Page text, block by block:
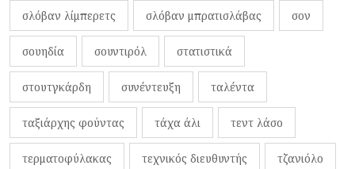
σλόβαν λίμπερετς σλόβαν μπρατισλάβας σον
σουηδία σουντιρόλ στατιστικά
στουτγκάρδη συνέντευξη ταλέντα
ταξιάρχης φούντας τάχα άλι τεντ λάσο
τερματοφύλακας τεχνικός διευθυντής τζανιόλο